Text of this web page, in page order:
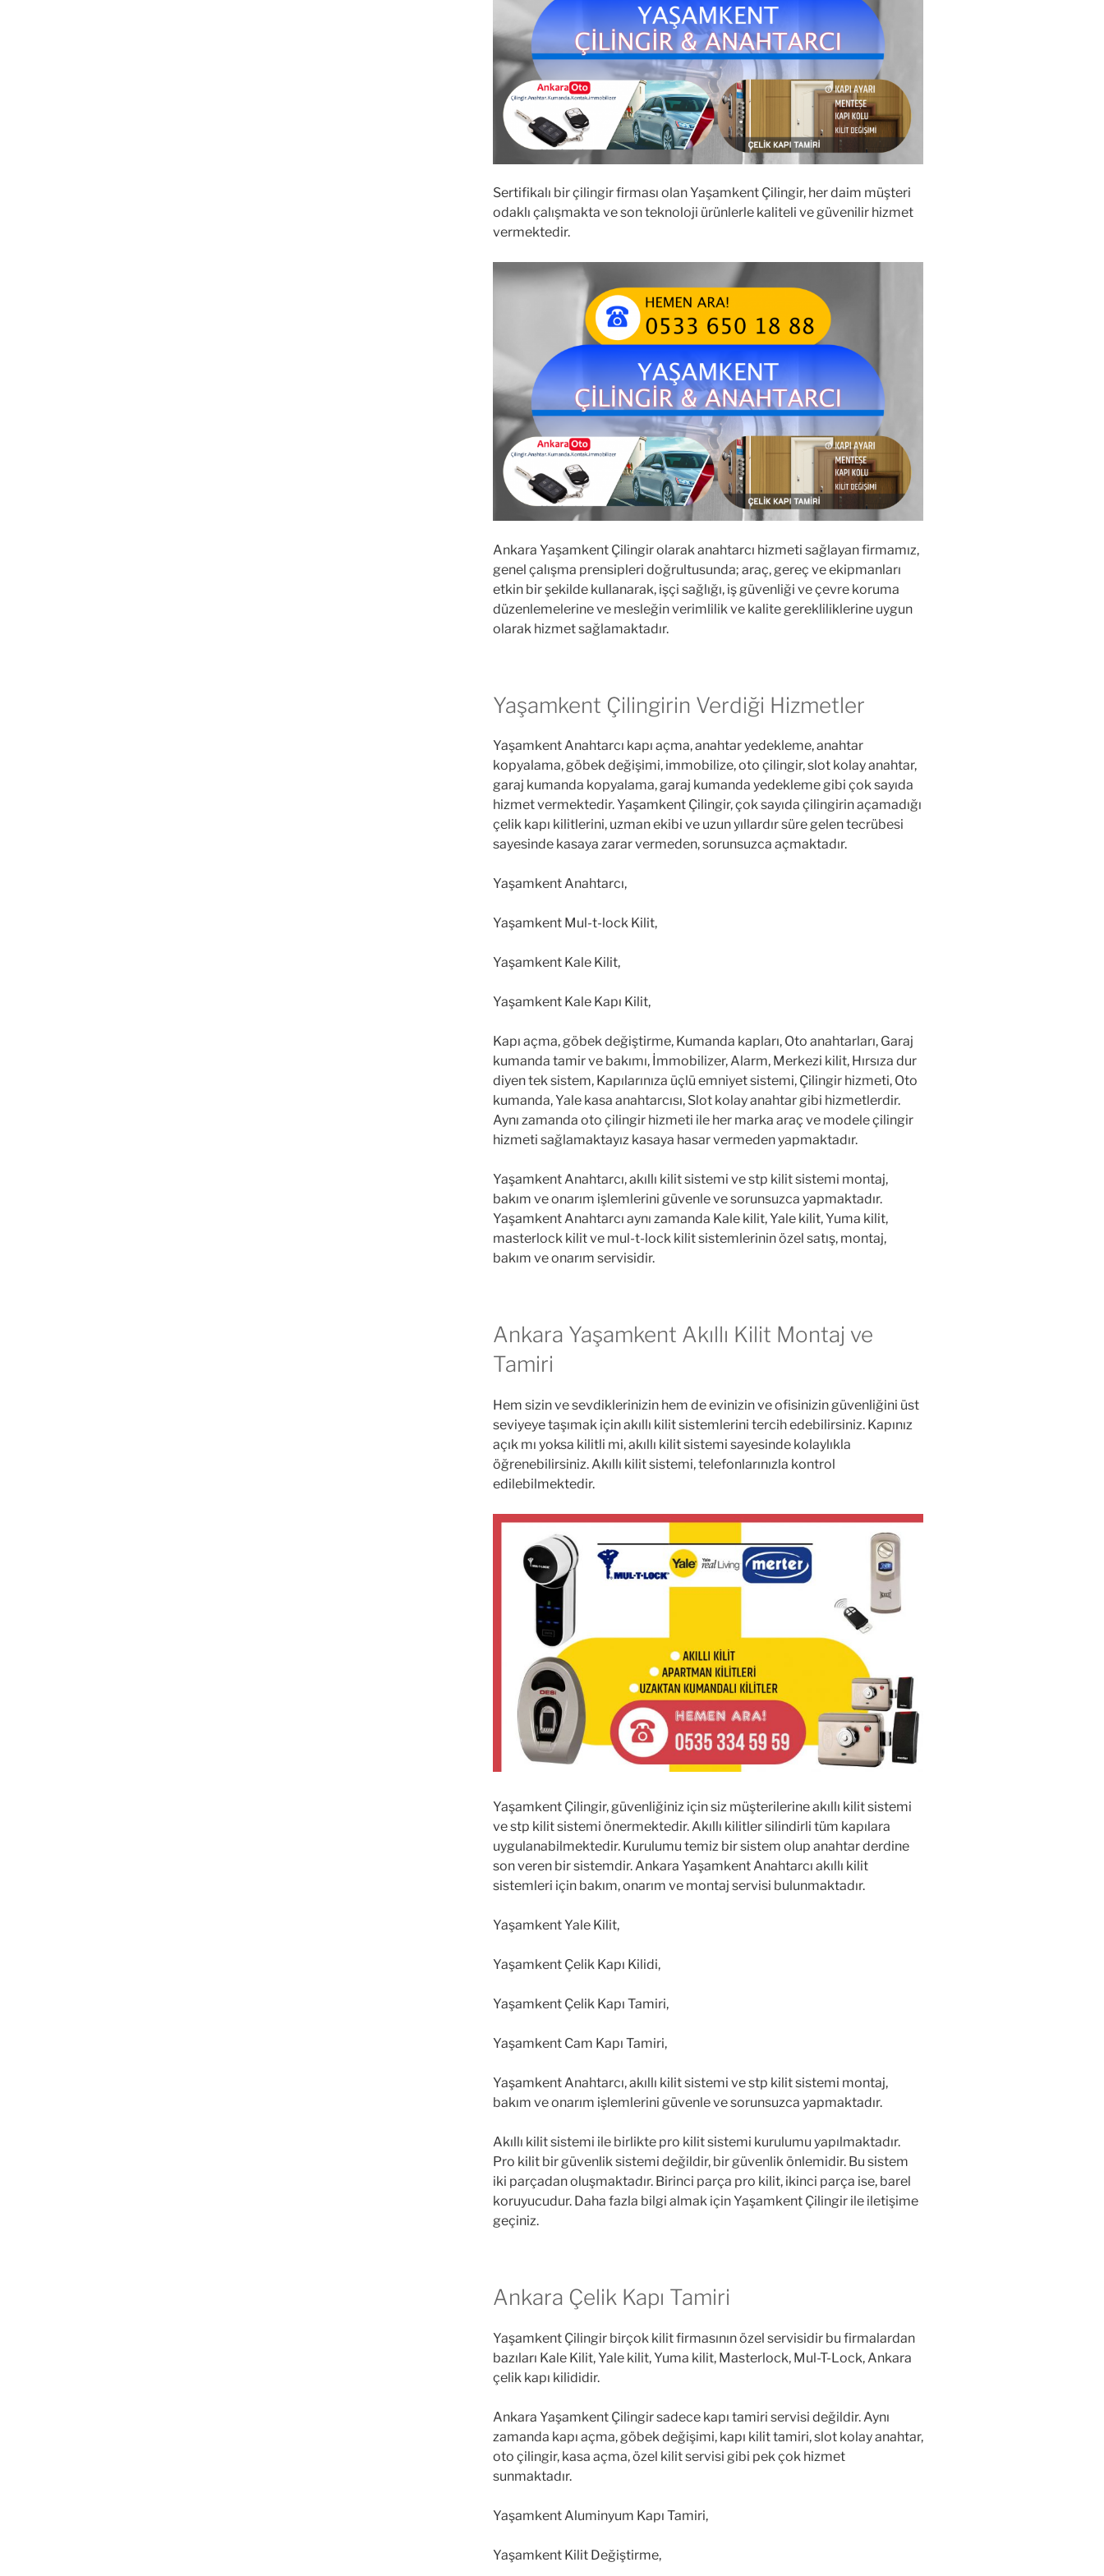
Sertifikalı bir çilingir firması olan Yaşamkent Çilingir, her daim müşteri
odaklı çalışmakta ve son teknoloji ürünlerle kaliteli ve güvenilir hizmet
vermektedir.
Ankara Yaşamkent Çilingir olarak anahtarcı hizmeti sağlayan firmamız,
genel çalışma prensipleri doğrultusunda; araç, gereç ve ekipmanları
etkin bir şekilde kullanarak, işçi sağlığı, iş güvenliği ve çevre koruma
düzenlemelerine ve mesleğin verimlilik ve kalite gerekliliklerine uygun
olarak hizmet sağlamaktadır.
Yaşamkent Çilingirin Verdiği Hizmetler
Yaşamkent Anahtarcı kapı açma, anahtar yedekleme, anahtar
kopyalama, göbek değişimi, immobilize, oto çilingir, slot kolay anahtar,
garaj kumanda kopyalama, garaj kumanda yedekleme gibi çok sayıda
hizmet vermektedir. Yaşamkent Çilingir, çok sayıda çilingirin açamadığı
çelik kapı kilitlerini, uzman ekibi ve uzun yıllardır süre gelen tecrübesi
sayesinde kasaya zarar vermeden, sorunsuzca açmaktadır.
Yaşamkent Anahtarcı,
Yaşamkent Mul-t-lock Kilit,
Yaşamkent Kale Kilit,
Yaşamkent Kale Kapı Kilit,
Kapı açma, göbek değiştirme, Kumanda kapları, Oto anahtarları, Garaj
kumanda tamir ve bakımı, İmmobilizer, Alarm, Merkezi kilit, Hırsıza dur
diyen tek sistem, Kapılarınıza üçlü emniyet sistemi, Çilingir hizmeti, Oto
kumanda, Yale kasa anahtarcısı, Slot kolay anahtar gibi hizmetlerdir.
Aynı zamanda oto çilingir hizmeti ile her marka araç ve modele çilingir
hizmeti sağlamaktayız kasaya hasar vermeden yapmaktadır.
Yaşamkent Anahtarcı, akıllı kilit sistemi ve stp kilit sistemi montaj,
bakım ve onarım işlemlerini güvenle ve sorunsuzca yapmaktadır.
Yaşamkent Anahtarcı aynı zamanda Kale kilit, Yale kilit, Yuma kilit,
masterlock kilit ve mul-t-lock kilit sistemlerinin özel satış, montaj,
bakım ve onarım servisidir.
Ankara Yaşamkent Akıllı Kilit Montaj ve
Tamiri
Hem sizin ve sevdiklerinizin hem de evinizin ve ofisinizin güvenliğini üst
seviyeye taşımak için akıllı kilit sistemlerini tercih edebilirsiniz. Kapınız
açık mı yoksa kilitli mi, akıllı kilit sistemi sayesinde kolaylıkla
öğrenebilirsiniz. Akıllı kilit sistemi, telefonlarınızla kontrol
edilebilmektedir.
Yaşamkent Çilingir, güvenliğiniz için siz müşterilerine akıllı kilit sistemi
ve stp kilit sistemi önermektedir. Akıllı kilitler silindirli tüm kapılara
uygulanabilmektedir. Kurulumu temiz bir sistem olup anahtar derdine
son veren bir sistemdir. Ankara Yaşamkent Anahtarcı akıllı kilit
sistemleri için bakım, onarım ve montaj servisi bulunmaktadır.
Yaşamkent Yale Kilit,
Yaşamkent Çelik Kapı Kilidi,
Yaşamkent Çelik Kapı Tamiri,
Yaşamkent Cam Kapı Tamiri,
Yaşamkent Anahtarcı, akıllı kilit sistemi ve stp kilit sistemi montaj,
bakım ve onarım işlemlerini güvenle ve sorunsuzca yapmaktadır.
Akıllı kilit sistemi ile birlikte pro kilit sistemi kurulumu yapılmaktadır.
Pro kilit bir güvenlik sistemi değildir, bir güvenlik önlemidir. Bu sistem
iki parçadan oluşmaktadır. Birinci parça pro kilit, ikinci parça ise, barel
koruyucudur. Daha fazla bilgi almak için Yaşamkent Çilingir ile iletişime
geçiniz.
Ankara Çelik Kapı Tamiri
Yaşamkent Çilingir birçok kilit firmasının özel servisidir bu firmalardan
bazıları Kale Kilit, Yale kilit, Yuma kilit, Masterlock, Mul-T-Lock, Ankara
çelik kapı kilididir.
Ankara Yaşamkent Çilingir sadece kapı tamiri servisi değildir. Aynı
zamanda kapı açma, göbek değişimi, kapı kilit tamiri, slot kolay anahtar,
oto çilingir, kasa açma, özel kilit servisi gibi pek çok hizmet
sunmaktadır.
Yaşamkent Aluminyum Kapı Tamiri,
Yaşamkent Kilit Değiştirme,